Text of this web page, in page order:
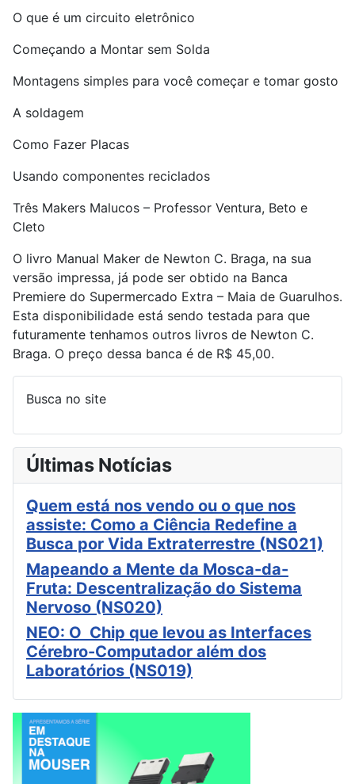
O que é um circuito eletrônico
Começando a Montar sem Solda
Montagens simples para você começar e tomar gosto
A soldagem
Como Fazer Placas
Usando componentes reciclados
Três Makers Malucos – Professor Ventura, Beto e
Cleto
O livro Manual Maker de Newton C. Braga, na sua
versão impressa, já pode ser obtido na Banca
Premiere do Supermercado Extra – Maia de Guarulhos.
Esta disponibilidade está sendo testada para que
futuramente tenhamos outros livros de Newton C.
Braga. O preço dessa banca é de R$ 45,00.
Busca no site
Últimas Notícias
Quem está nos vendo ou o que nos
assiste: Como a Ciência Redefine a
Busca por Vida Extraterrestre (NS021)
Mapeando a Mente da Mosca-da-
Fruta: Descentralização do Sistema
Nervoso (NS020)
NEO: O Chip que levou as Interfaces
Cérebro-Computador além dos
Laboratórios (NS019)